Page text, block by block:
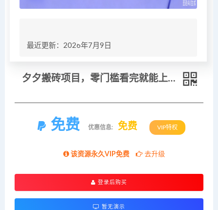
最近更新：2026年7月9日
夕夕搬砖项目，零门槛看完就能上手，只需一部手机轻松日收30+
免费 优惠信息: 免费 VIP特权
该资源永久VIP免费 去升级
登录后购买
暂无演示